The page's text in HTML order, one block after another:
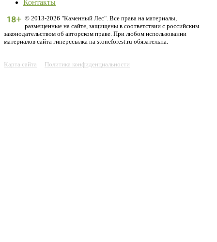
Контакты
© 2013-2026 "Каменный Лес". Все права на материалы,
размещенные на сайте, защищены в соответствии с российским
законодательством об авторском праве. При любом использовании
материалов сайта гиперссылка на stoneforest.ru обязательна.
Карта сайта Политика конфиденциальности